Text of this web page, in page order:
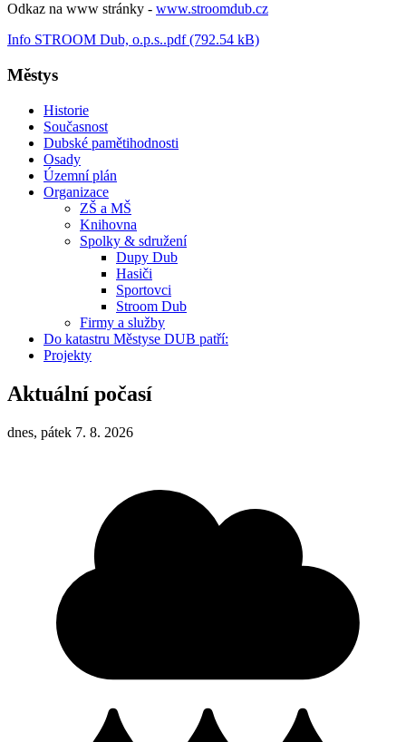
Odkaz na www stránky - www.stroomdub.cz
Info STROOM Dub, o.p.s..pdf (792.54 kB)
Městys
Historie
Současnost
Dubské pamětihodnosti
Osady
Územní plán
Organizace
ZŠ a MŠ
Knihovna
Spolky & sdružení
Dupy Dub
Hasiči
Sportovci
Stroom Dub
Firmy a služby
Do katastru Městyse DUB patří:
Projekty
Aktuální počasí
dnes, pátek 7. 8. 2026